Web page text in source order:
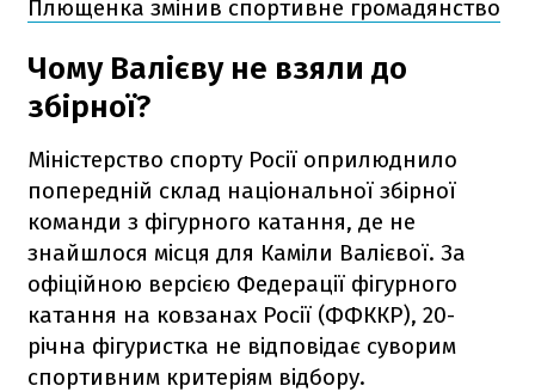
Плющенка змінив спортивне громадянство
Чому Валієву не взяли до
збірної?
Міністерство спорту Росії оприлюднило
попередній склад національної збірної
команди з фігурного катання, де не
знайшлося місця для Каміли Валієвої. За
офіційною версією Федерації фігурного
катання на ковзанах Росії (ФФККР), 20-
річна фігуристка не відповідає суворим
спортивним критеріям відбору.